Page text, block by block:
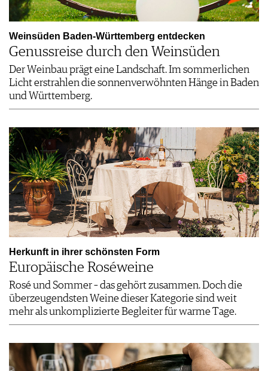
Weinsüden Baden-Württemberg entdecken
Genussreise durch den Weinsüden
Der Weinbau prägt eine Landschaft. Im sommerlichen
Licht erstrahlen die sonnenverwöhnten Hänge in Baden
und Württemberg.
Herkunft in ihrer schönsten Form
Europäische Roséweine
Rosé und Sommer – das gehört zusammen. Doch die
überzeugendsten Weine dieser Kategorie sind weit
mehr als unkomplizierte Begleiter für warme Tage.